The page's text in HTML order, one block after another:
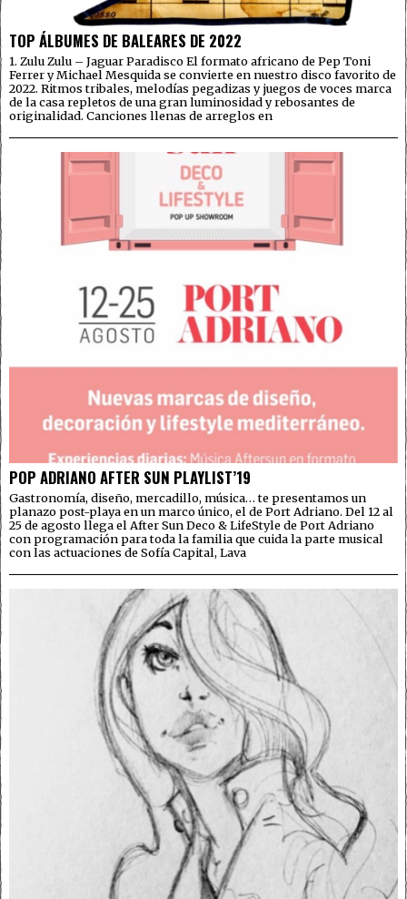
TOP ÁLBUMES DE BALEARES DE 2022
1. Zulu Zulu – Jaguar Paradisco El formato africano de Pep Toni
Ferrer y Michael Mesquida se convierte en nuestro disco favorito de
2022. Ritmos tribales, melodías pegadizas y juegos de voces marca
de la casa repletos de una gran luminosidad y rebosantes de
originalidad. Canciones llenas de arreglos en
POP ADRIANO AFTER SUN PLAYLIST’19
Gastronomía, diseño, mercadillo, música… te presentamos un
planazo post-playa en un marco único, el de Port Adriano. Del 12 al
25 de agosto llega el After Sun Deco & LifeStyle de Port Adriano
con programación para toda la familia que cuida la parte musical
con las actuaciones de Sofía Capital, Lava